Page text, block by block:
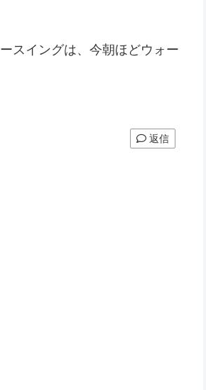
スイングは、今朝ほどウォー
返信